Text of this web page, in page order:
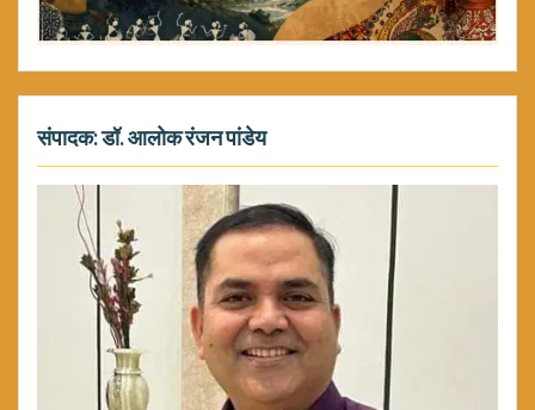
संपादक: डॉ. आलोक रंजन पांडेय